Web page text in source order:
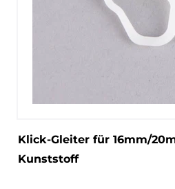
Klick-Gleiter für 16mm/
Kunststoff